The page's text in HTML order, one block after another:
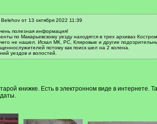
от 13 октября 2022 11:39
полезная информация!
по Макарьевскому уезду находятся в трех архивах
не нашел. Искал МК, РС, Клировые и другие
потому как поиск шел на 2 колена.
уездов и волостей.
книжке. Есть в электронном виде в интернете.